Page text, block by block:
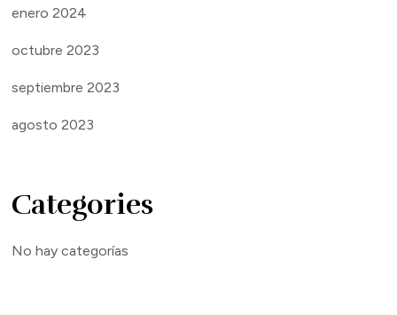
enero 2024
octubre 2023
septiembre 2023
agosto 2023
Categories
No hay categorías